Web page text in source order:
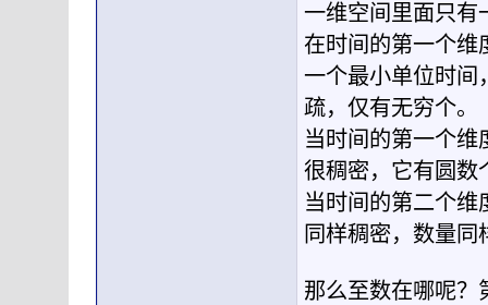
一维空间里面只有
在时间的第一个维
一个最小单位时间
疏，仅有无穷个。
当时间的第一个维
很稠密，它有圆数
当时间的第二个维
同样稠密，数量同
那么至数在哪呢？